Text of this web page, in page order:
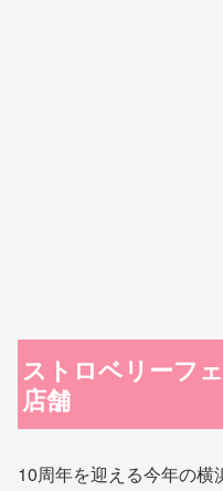
ストロベリーフ
店舗
10周年を迎える今年の横